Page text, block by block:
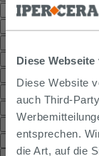
Diese
Diese Website
auch Third-
entsprechen.
die Art, auf die
Elegant, klassisch,
Klassisch, modern(1)
Modern, traditionell,
Trend, elegant,
Vintage ( 1 )